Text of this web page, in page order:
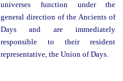
universes function under the
general direction of the Ancients of
Days and are immediately
responsible to their resident
representative, the Union of Days.